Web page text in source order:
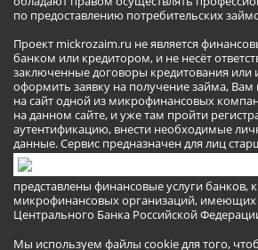
по предоставлению потребительских
Проект mickrozaim.ru не является
банком или кредитором, и не несёт
заключенные договоры кредитования или
оформить заявку на получение займа,
на сайт одной из микрофинансовых
на данном сайте, и уже там пройти
аутентификацию, внести необходимые
данные. Сервис предназначен для лиц
представлены финансовые услуги банков,
микрофинансовых организаций,
Центрального Банка Российской
Мы используем файлы cookie для того,